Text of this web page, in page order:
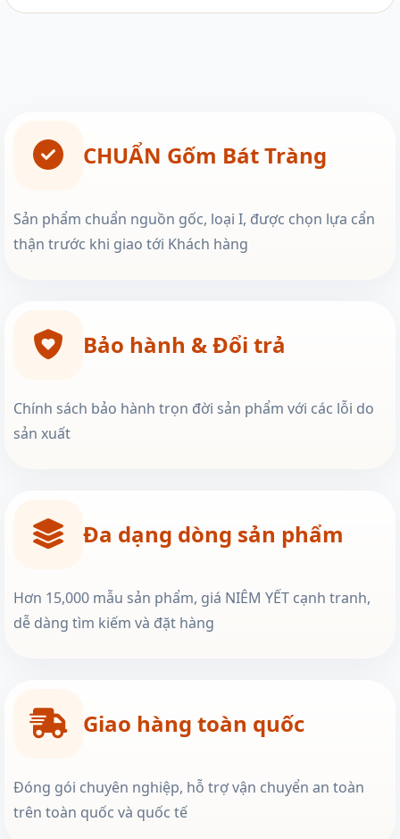
CHUẨN Gốm Bát Tràng
Sản phẩm chuẩn nguồn gốc, loại I, được chọn lựa cẩn
thận trước khi giao tới Khách hàng
Bảo hành & Đổi trả
Chính sách bảo hành trọn đời sản phẩm với các lỗi do
sản xuất
Đa dạng dòng sản phẩm
Hơn 15,000 mẫu sản phẩm, giá NIÊM YẾT cạnh tranh,
dễ dàng tìm kiếm và đặt hàng
Giao hàng toàn quốc
Đóng gói chuyên nghiệp, hỗ trợ vận chuyển an toàn
trên toàn quốc và quốc tế